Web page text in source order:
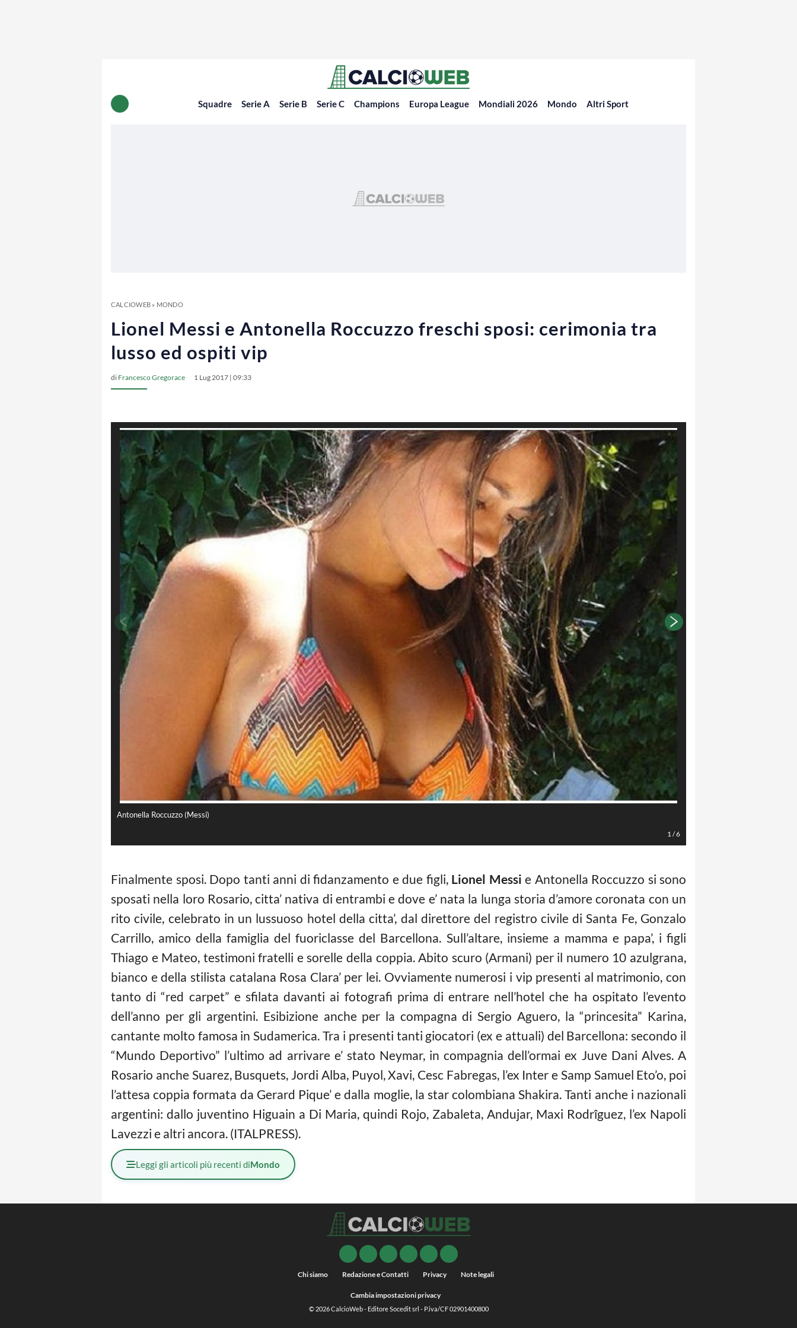
Squadre Serie A Serie B Serie C Champions Europa League Mondiali 2026 Mondo Altri Sport
CALCIOWEB» MONDO
Lionel Messi e Antonella Roccuzzo freschi sposi: cerimonia tra
lusso ed ospiti vip
di Francesco Gregorace 1 Lug 2017 | 09:33
Antonella Roccuzzo (Messi)
1/6
Finalmente sposi. Dopo tanti anni di fidanzamento e due figli, Lionel Messi e Antonella Roccuzzo si sono
sposati nella loro Rosario, citta’ nativa di entrambi e dove e’ nata la lunga storia d’amore coronata con un
rito civile, celebrato in un lussuoso hotel della citta’, dal direttore del registro civile di Santa Fe, Gonzalo
Carrillo, amico della famiglia del fuoriclasse del Barcellona. Sull’altare, insieme a mamma e papa’, i figli
Thiago e Mateo, testimoni fratelli e sorelle della coppia. Abito scuro (Armani) per il numero 10 azulgrana,
bianco e della stilista catalana Rosa Clara’ per lei. Ovviamente numerosi i vip presenti al matrimonio, con
tanto di “red carpet” e sfilata davanti ai fotografi prima di entrare nell’hotel che ha ospitato l’evento
dell’anno per gli argentini. Esibizione anche per la compagna di Sergio Aguero, la “princesita” Karina,
cantante molto famosa in Sudamerica. Tra i presenti tanti giocatori (ex e attuali) del Barcellona: secondo il
“Mundo Deportivo” l’ultimo ad arrivare e’ stato Neymar, in compagnia dell’ormai ex Juve Dani Alves. A
Rosario anche Suarez, Busquets, Jordi Alba, Puyol, Xavi, Cesc Fabregas, l’ex Inter e Samp Samuel Eto’o, poi
l’attesa coppia formata da Gerard Pique’ e dalla moglie, la star colombiana Shakira. Tanti anche i nazionali
argentini: dallo juventino Higuain a Di Maria, quindi Rojo, Zabaleta, Andujar, Maxi Rodrîguez, l’ex Napoli
Lavezzi e altri ancora. (ITALPRESS).
Leggi gli articoli più recenti diMondo
Chi siamo Redazione e Contatti Privacy Note legali
Cambia impostazioni privacy
© 2026CalcioWeb- Editore Socedit srl - P.iva/CF 02901400800